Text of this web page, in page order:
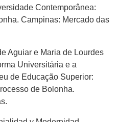
Contemporânea:
Campinas: Mercado das
Aguiar e Maria de Lourdes
Universitária e a
de Educação Superior:
de Bolonha.